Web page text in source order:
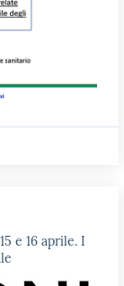
e 16 aprile. I